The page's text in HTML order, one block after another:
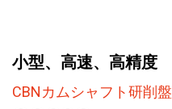
小型、高速、高精度
CBNカムシャフト研削盤